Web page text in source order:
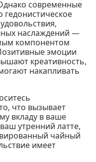
современные
гедонистическое
наслаждений —
компонентом
эмоции
креативность,
накапливать
что вызывает
вкладу в ваше
утренний латте,
чайный
имеет